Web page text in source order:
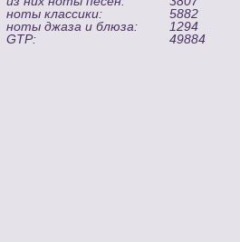
ноты классики:
5882
ноты джаза и блюза:
1294
GTP:
49884